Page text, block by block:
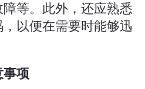
等。此外，还应熟悉
以便在需要时能够迅
事项